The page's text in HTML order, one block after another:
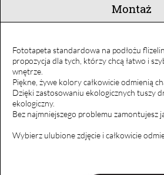
Montaż
Fototapeta standardowa na podłożu
propozycja dla tych, którzy chcą łatwo i
wnętrze.
Piękne, żywe kolory całkowicie odmienią
Dzięki zastosowaniu ekologicznych tuszy
ekologiczny.
Bez najmniejszego problemu zamontujesz
Wybierz ulubione zdjęcie i całkowicie